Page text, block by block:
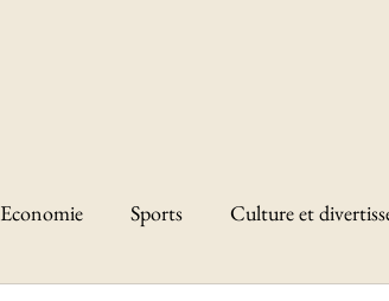
Economie Sports Culture et